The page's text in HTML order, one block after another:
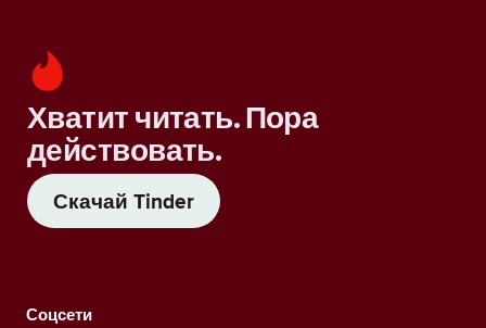
Хватит читать. Пора
действовать.
Скачай Tinder
Соцсети